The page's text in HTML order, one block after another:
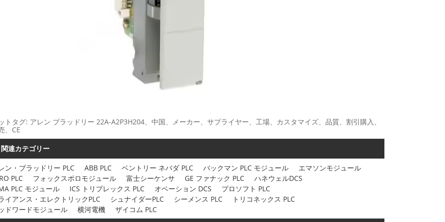
トタグ: アレン ブラッドリー 22A-A2P3H204、中国、メーカー、サプライヤー、工場、カスタマイズ、品質、割引購入、
、CE
関連カテゴリー
ン・ブラッドリー PLC ABB PLC ベントリー ネバダ PLC バックマン PLC モジュール
エマソンモジュール
PLC
フォックスボロモジュール 富士シーケンサ GE ファナック PLC
ハネウェルDCS
PLC モジュール
ICS トリプレックス PLC オベーション DCS
プロソフト PLC
イアンス・エレクトリックPLC
シュナイダーPLC シーメンス PLC
トリコネックス PLC
ドワードモジュール
横河電機 ザイコム PLC